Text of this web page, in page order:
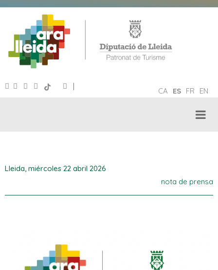
CA ES FR EN
|
Lleida, miércoles 22 abril 2026
nota de prensa